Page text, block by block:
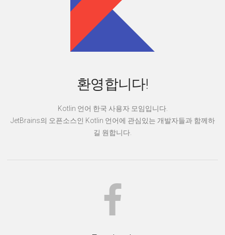
환영합니다!
Kotlin 언어 한국 사용자 모임입니다.
JetBrains의 오픈소스인 Kotlin 언어에 관심있는 개발자들과 함께하
길 원합니다.